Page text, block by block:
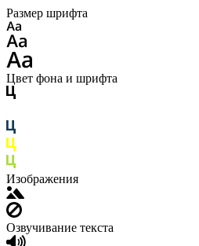
Размер шрифта
Цвет фона и шрифта
Изображения
Озвучивание текста